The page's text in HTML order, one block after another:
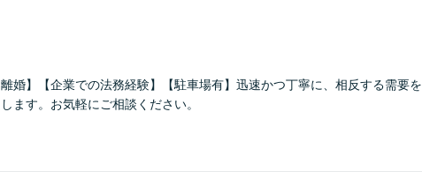
婚】【企業での法務経験】【駐車場有】迅速かつ丁寧に、相反する需要を
ます。お気軽にご相談ください。